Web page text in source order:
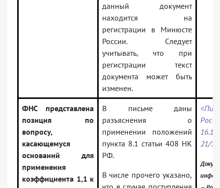
данный документ
находится на
регистрации в Минюсте
России. Следует
учитывать, что при
регистрации текст
документа может быть
изменен.
ФНС представлена
позиция по
вопросу,
касающемуся
оснований для
применения
коэффициента 1,1 к
В письме даны
разъяснения о
применении положений
пункта 8.1 статьи 408 НК
РФ.
В числе прочего указано,
21/